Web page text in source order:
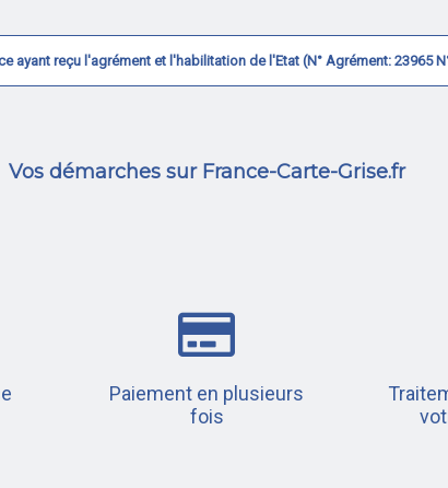
ayant reçu l'agrément et l'habilitation de l'Etat (N° Agrément:
Vos démarches sur France-Carte-Grise.fr
Paiement en plusieurs
fois